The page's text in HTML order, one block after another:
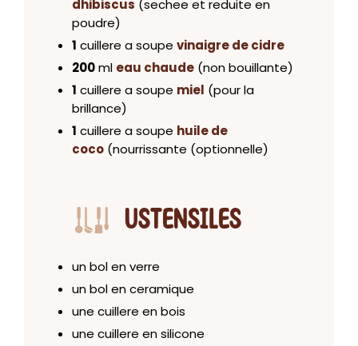
dhibiscus (sechee et reduite en
poudre)
1 cuillere a soupe vinaigre de cidre
200ml eau chaude (non bouillante)
1 cuillere a soupe miel (pour la
brillance)
1 cuillere a soupe huile de
coco (nourrissante (optionnelle)
USTENSILES
un bol en verre
un bol en ceramique
une cuillere en bois
une cuillere en silicone